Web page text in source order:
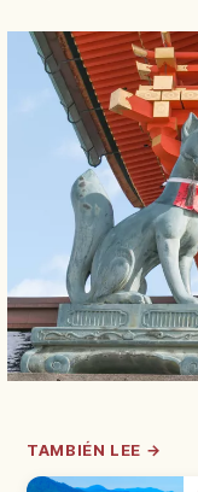
TAMBIÉN LEE →